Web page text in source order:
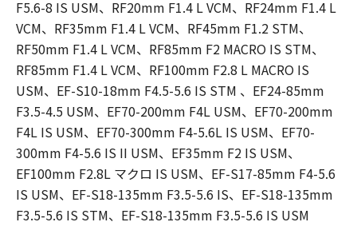
F5.6-8 IS USM、RF20mm F1.4 L VCM、RF24mm F1.4 L
VCM、RF35mm F1.4 L VCM、RF45mm F1.2 STM、
RF50mm F1.4 L VCM、RF85mm F2 MACRO IS STM、
RF85mm F1.4 L VCM、RF100mm F2.8 L MACRO IS
USM、EF-S10-18mm F4.5-5.6 IS STM 、EF24-85mm
F3.5-4.5 USM、EF70-200mm F4L USM、EF70-200mm
F4L IS USM、EF70-300mm F4-5.6L IS USM、EF70-
300mm F4-5.6 IS II USM、EF35mm F2 IS USM、
EF100mm F2.8L マクロ IS USM、EF-S17-85mm F4-5.6
IS USM、EF-S18-135mm F3.5-5.6 IS、EF-S18-135mm
F3.5-5.6 IS STM、EF-S18-135mm F3.5-5.6 IS USM